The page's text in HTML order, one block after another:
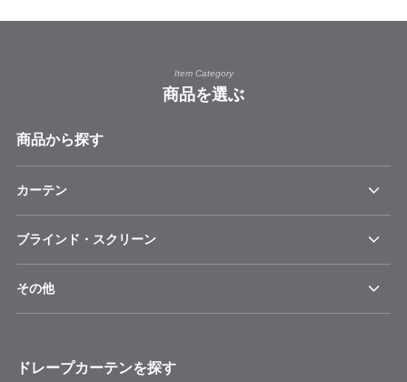
Item Category
商品を選ぶ
商品から探す
カーテン
ブラインド・スクリーン
その他
ドレープカーテンを探す